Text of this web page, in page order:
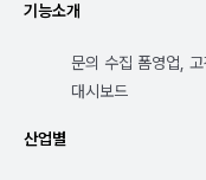
기능소개
문의 수집 폼영업, 고
대시보드
산업별